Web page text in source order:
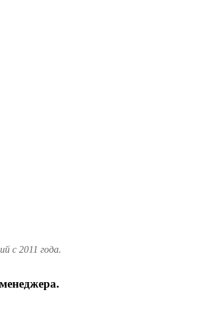
с 2011 года.